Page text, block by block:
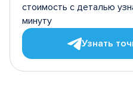
стоимость с деталью
минуту
Узнать